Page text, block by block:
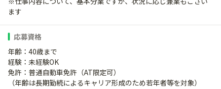
ます
応募資格
年齢：40歳まで
経験：未経験OK
免許：普通自動車免許（AT限定可）
（年齢は長期勤続によるキャリア形成のため若年者等を対象）